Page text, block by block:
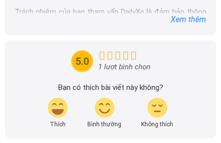
Trách nhiệm của ban tham vấn DailyXe là đảm bảo thông
tin chính xác được đăng tải trên dailyxe.com.vn, thường
tin nhanh chóng và dễ dàng hơn.
Xem thêm
5.0 1 lượt bình chọn
Bạn có thích bài viết này không?
Thích Bình thường Không thích